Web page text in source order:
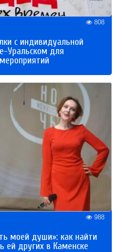
808
с индивидуальной
Уральском для
988
моей души»: как найти
ей других в Каменске